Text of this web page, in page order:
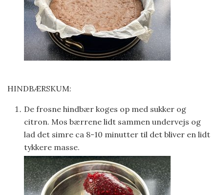
HINDBÆRSKUM:
De frosne hindbær koges op med sukker og
citron. Mos bærrene lidt sammen undervejs og
lad det simre ca 8-10 minutter til det bliver en lidt
tykkere masse.